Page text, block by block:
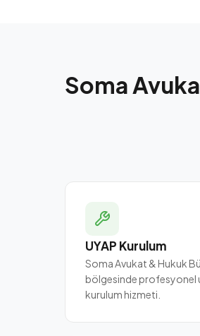
Soma
UYAP Kurulum
Soma Avukat & Hukuk
bölgesinde profesyonel
kurulum hizmeti.